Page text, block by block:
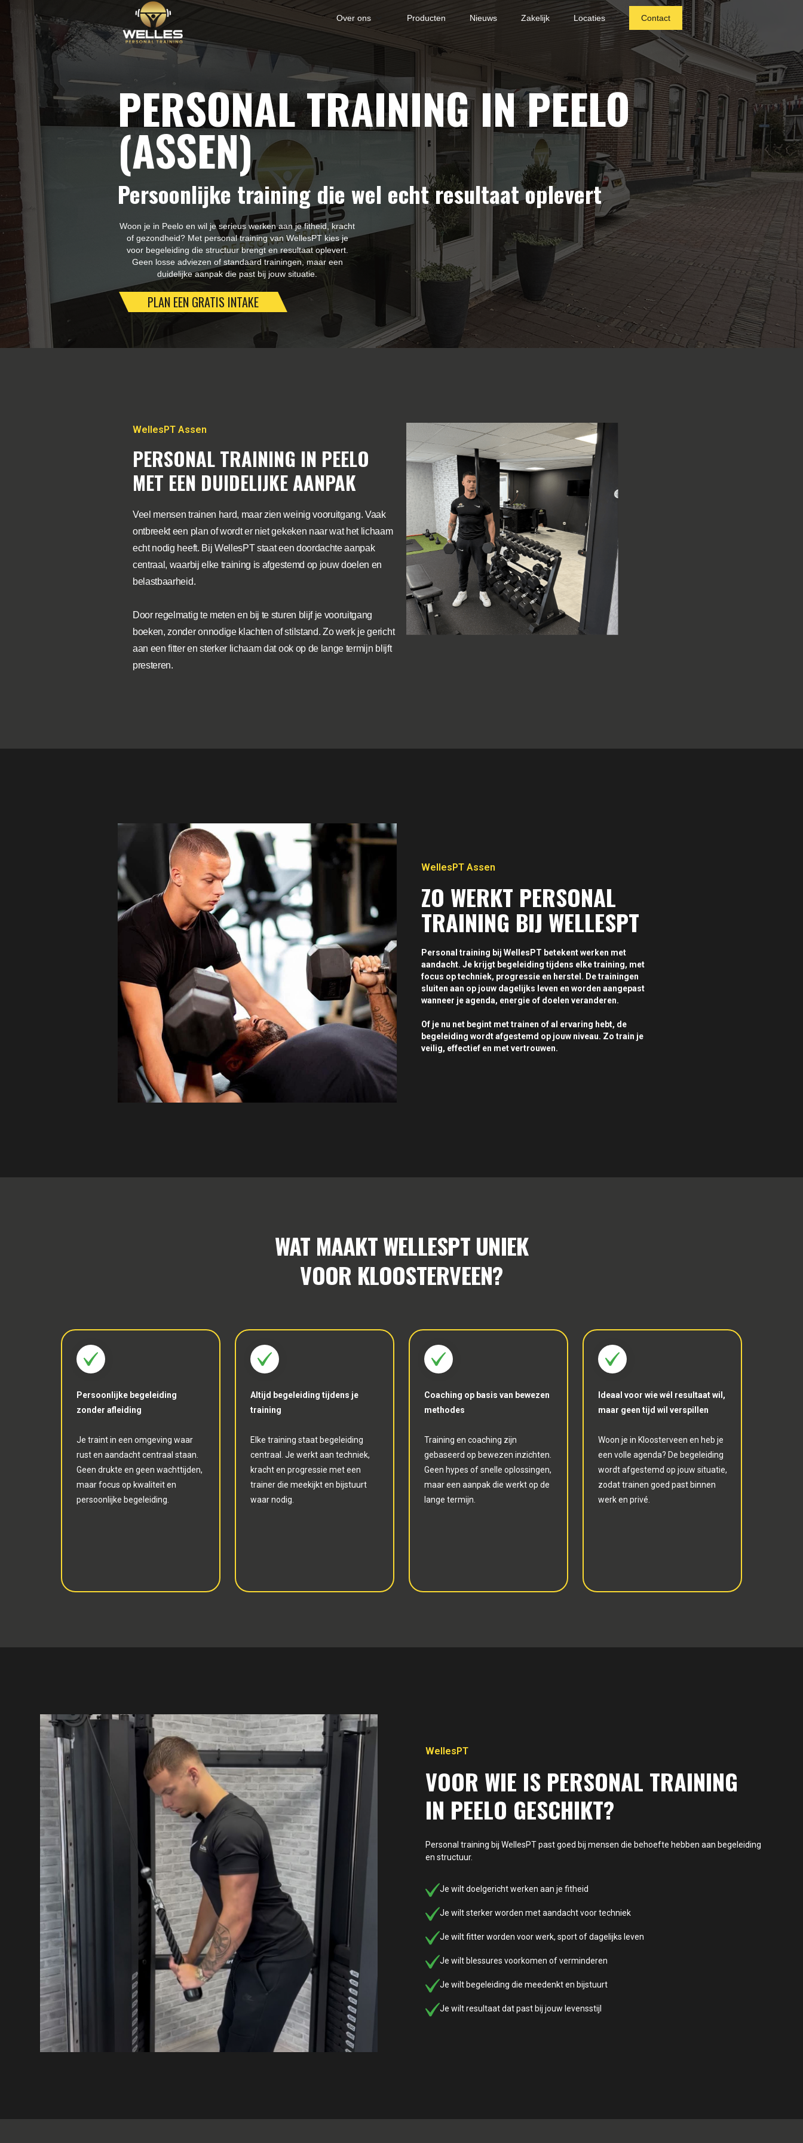
Over ons Producten Nieuws Zakelijk Locaties Contact
PERSONAL TRAINING IN PEELO
(ASSEN)
Persoonlijke training die wel echt resultaat oplevert
Woon je in Peelo en wil je serieus werken aan je fitheid, kracht
of gezondheid? Met personal training van WellesPT kies je
voor begeleiding die structuur brengt en resultaat oplevert.
Geen losse adviezen of standaard trainingen, maar een
duidelijke aanpak die past bij jouw situatie.
PLAN EEN GRATIS INTAKE
WellesPT Assen
PERSONAL TRAINING IN PEELO
MET EEN DUIDELIJKE AANPAK
Veel mensen trainen hard, maar zien weinig vooruitgang. Vaak
ontbreekt een plan of wordt er niet gekeken naar wat het lichaam
echt nodig heeft. Bij WellesPT staat een doordachte aanpak
centraal, waarbij elke training is afgestemd op jouw doelen en
belastbaarheid.
Door regelmatig te meten en bij te sturen blijf je vooruitgang
boeken, zonder onnodige klachten of stilstand. Zo werk je gericht
aan een fitter en sterker lichaam dat ook op de lange termijn blijft
presteren.
WellesPT Assen
ZO WERKT PERSONAL
TRAINING BIJ WELLESPT
Personal training bij WellesPT betekent werken met
aandacht. Je krijgt begeleiding tijdens elke training, met
focus op techniek, progressie en herstel. De trainingen
sluiten aan op jouw dagelijks leven en worden aangepast
wanneer je agenda, energie of doelen veranderen.
Of je nu net begint met trainen of al ervaring hebt, de
begeleiding wordt afgestemd op jouw niveau. Zo train je
veilig, effectief en met vertrouwen.
WAT MAAKT WELLESPT UNIEK
VOOR KLOOSTERVEEN?
Persoonlijke begeleiding
zonder afleiding
Je traint in een omgeving waar
rust en aandacht centraal staan.
Geen drukte en geen wachttijden,
maar focus op kwaliteit en
persoonlijke begeleiding.
Altijd begeleiding tijdens je
training
Elke training staat begeleiding
centraal. Je werkt aan techniek,
kracht en progressie met een
trainer die meekijkt en bijstuurt
waar nodig.
Coaching op basis van bewezen
methodes
Training en coaching zijn
gebaseerd op bewezen inzichten.
Geen hypes of snelle oplossingen,
maar een aanpak die werkt op de
lange termijn.
Ideaal voor wie wél resultaat wil,
maar geen tijd wil verspillen
Woon je in Kloosterveen en heb je
een volle agenda? De begeleiding
wordt afgestemd op jouw situatie,
zodat trainen goed past binnen
werk en privé.
WellesPT
VOOR WIE IS PERSONAL TRAINING
IN PEELO GESCHIKT?
Personal training bij WellesPT past goed bij mensen die behoefte hebben aan begeleiding
en structuur.
Je wilt doelgericht werken aan je fitheid
Je wilt sterker worden met aandacht voor techniek
Je wilt fitter worden voor werk, sport of dagelijks leven
Je wilt blessures voorkomen of verminderen
Je wilt begeleiding die meedenkt en bijstuurt
Je wilt resultaat dat past bij jouw levensstijl